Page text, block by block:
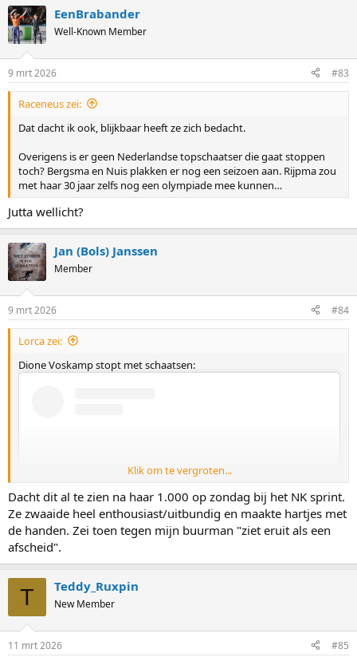
c
t
i
s
:
EenBrabander
Well-Known Member
9 mrt 2026 #83
Raceneus zei:
Dat dacht ik ook, blijkbaar heeft ze zich bedacht.
Overigens is er geen Nederlandse topschaatser die gaat stoppen
toch? Bergsma en Nuis plakken er nog een seizoen aan. Rijpma zou
met haar 30 jaar zelfs nog een olympiade mee kunnen…
Jutta wellicht?
Jan (Bols) Janssen
Member
9 mrt 2026 #84
Lorca zei:
Dione Voskamp stopt met schaatsen:
View this content on Instagram
Klik om te vergroten...
Dacht dit al te zien na haar 1.000 op zondag bij het NK sprint.
Ze zwaaide heel enthousiast/uitbundig en maakte hartjes met
de handen. Zei toen tegen mijn buurman "ziet eruit als een
afscheid".
T Teddy_Ruxpin
New Member
11 mrt 2026 #85